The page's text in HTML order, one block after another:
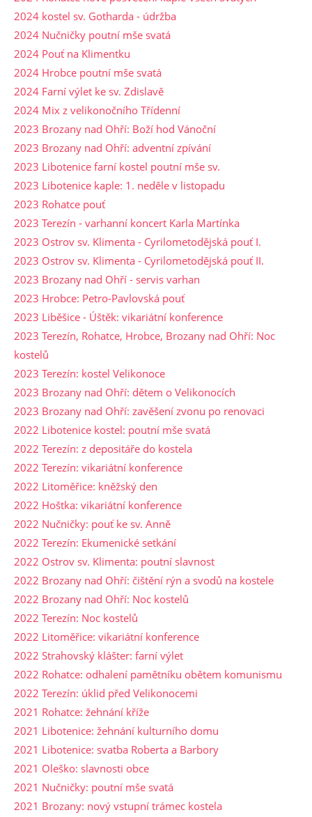
2024 kostel sv. Gotharda - údržba
2024 Nučničky poutní mše svatá
2024 Pouť na Klimentku
2024 Hrobce poutní mše svatá
2024 Farní výlet ke sv. Zdislavě
2024 Mix z velikonočního Třídenní
2023 Brozany nad Ohří: Boží hod Vánoční
2023 Brozany nad Ohří: adventní zpívání
2023 Libotenice farní kostel poutní mše sv.
2023 Libotenice kaple: 1. neděle v listopadu
2023 Rohatce pouť
2023 Terezín - varhanní koncert Karla Martínka
2023 Ostrov sv. Klimenta - Cyrilometodějská pouť I.
2023 Ostrov sv. Klimenta - Cyrilometodějská pouť II.
2023 Brozany nad Ohří - servis varhan
2023 Hrobce: Petro-Pavlovská pouť
2023 Liběšice - Úštěk: vikariátní konference
2023 Terezín, Rohatce, Hrobce, Brozany nad Ohří: Noc
kostelů
2023 Terezín: kostel Velikonoce
2023 Brozany nad Ohří: dětem o Velikonocích
2023 Brozany nad Ohří: zavěšení zvonu po renovaci
2022 Libotenice kostel: poutní mše svatá
2022 Terezín: z depositáře do kostela
2022 Terezín: vikariátní konference
2022 Litoměřice: kněžský den
2022 Hoštka: vikariátní konference
2022 Nučničky: pouť ke sv. Anně
2022 Terezín: Ekumenické setkání
2022 Ostrov sv. Klimenta: poutní slavnost
2022 Brozany nad Ohří: čištění rýn a svodů na kostele
2022 Brozany nad Ohří: Noc kostelů
2022 Terezín: Noc kostelů
2022 Litoměřice: vikariátní konference
2022 Strahovský klášter: farní výlet
2022 Rohatce: odhalení pamětníku obětem komunismu
2022 Terezín: úklid před Velikonocemi
2021 Rohatce: žehnání kříže
2021 Libotenice: žehnání kulturního domu
2021 Libotenice: svatba Roberta a Barbory
2021 Oleško: slavnosti obce
2021 Nučničky: poutní mše svatá
2021 Brozany: nový vstupní trámec kostela